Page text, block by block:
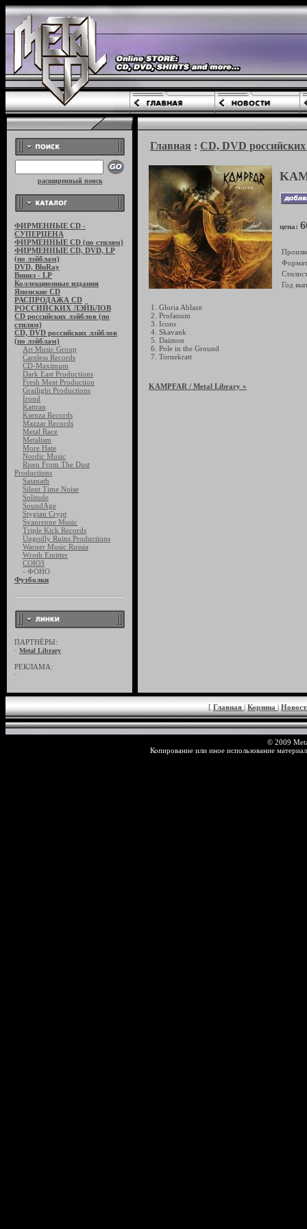
расширенный поиск
ФИРМЕННЫЕ CD -
СУПЕРЦЕНА
ФИРМЕННЫЕ CD (по стилям)
ФИРМЕННЫЕ CD, DVD, LP
(по лэйблам)
DVD, BluRay
Винил - LP
Коллекционные издания
Японские CD
РАСПРОДАЖА CD
РОССИЙСКИХ ЛЭЙБЛОВ
CD российских лэйблов (по
стилям)
CD, DVD российских лэйблов
(по лэйблам)
Art Music Group
Careless Records
CD-Maximum
Dark East Productions
Fresh Meat Production
Grailight Productions
Irond
Kattran
Ksenza Records
Mazzar Records
Metal Race
Metalism
More Hate
Nordic Music
Risen From The Dust
Productions
Satanath
Silent Time Noise
Solitude
SoundAge
Stygian Crypt
Svanrenne Music
Triple Kick Records
Ungodly Ruins Productions
Warner Music Russia
Wroth Emitter
СОЮЗ
- ФОНО
Футболки
ПАРТНЁРЫ:
· Metal Library
РЕКЛАМА:
·
Главная : CD, DVD
цена:
Год
1. Gloria Ablaze
2. Profanum
3. Icons
4. Skavank
5. Daimon
6. Pole in the Ground
7. Tornekratt
KAMPFAR / Metal Library »
[ Главная | Корзина |
© 2009
Копирование или иное использование